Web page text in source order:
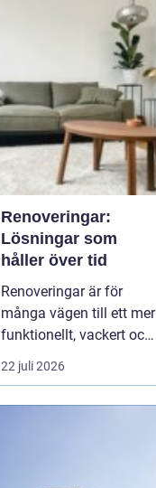
energieffektivitet. Stilen
Renoveringar:
Lösningar som
håller över tid
Renoveringar är för
många vägen till ett mer
funktionellt, vackert och
värdefullt hem. Med rätt
planering, smarta
22 juli 2026